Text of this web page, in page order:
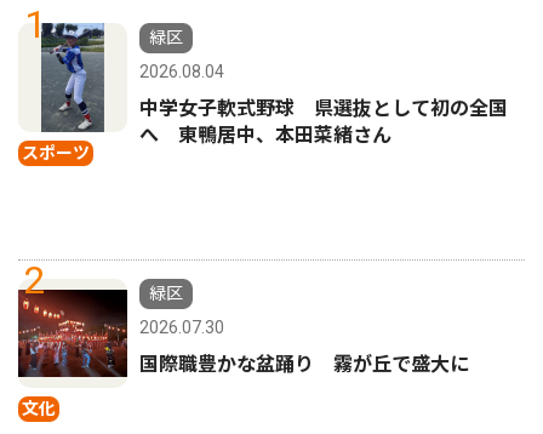
1
スポーツ
緑区
2026.08.04
中学女子軟式野球 県選抜として初の全国
へ 東鴨居中、本田菜緒さん
2
文化
緑区
2026.07.30
国際職豊かな盆踊り 霧が丘で盛大に